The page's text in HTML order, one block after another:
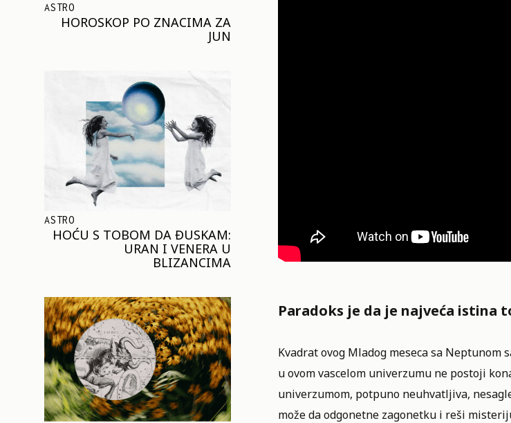
ASTRO
HOROSKOP PO ZNACIMA ZA
JUN
ASTRO
HOĆU S TOBOM DA ĐUSKAM:
URAN I VENERA U
BLIZANCIMA
Paradoks je da je najveća istina
Kvadrat ovog Mladog meseca sa Neptunom
u ovom vascelom univerzumu ne postoji
univerzumom, potpuno neuhvatljiva,
može da odgonetne zagonetku i reši